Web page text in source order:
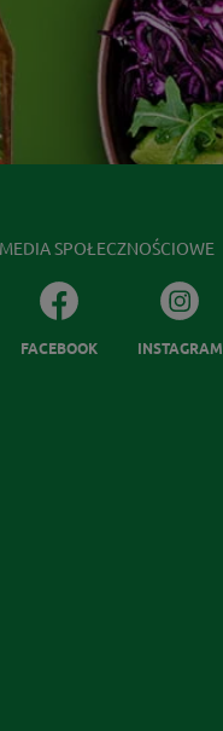
MEDIA SPOŁECZNOŚCIOWE
FACEBOOK INSTAGRAM